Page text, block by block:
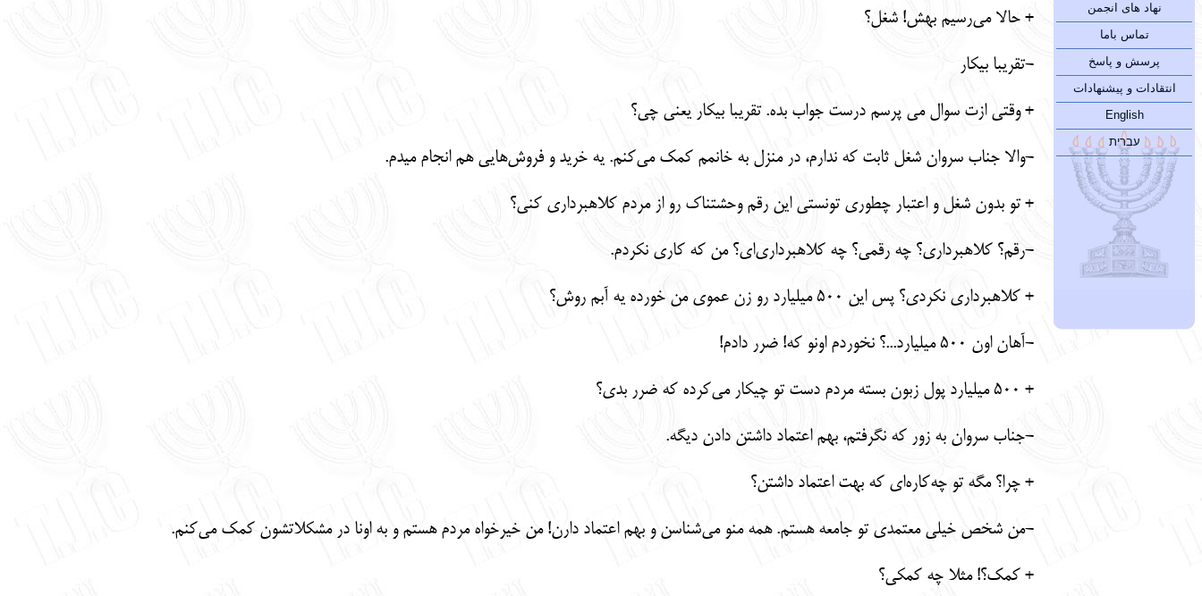
نهاد های انجمن
تماس باما
پرسش و پاسخ
انتقادات و پیشنهادات
English
עברית
+ حالا می‌رسیم بهش! شغل؟
-تقریبا بیکار
+ وقتی ازت سوال می پرسم درست جواب بده. تقریبا بیکار یعنی چی؟
-والا جناب سروان شغل ثابت که ندارم، در منزل به خانمم کمک می‌کنم. یه خرید و فروش‌هایی هم انجام میدم.
+ تو بدون شغل و اعتبار چطوری تونستی این رقم وحشتناک رو از مردم کلاهبرداری کنی؟
-رقم؟ کلاهبرداری؟ چه رقمی؟ چه کلاهبرداری‌ای؟ من که کاری نکردم.
+ کلاهبرداری نکردی؟ پس این 500 میلیارد رو زن عموی من خورده یه آبم روش؟
-آهان اون 500 میلیارد...؟ نخوردم اونو که! ضرر دادم!
+ 500 میلیارد پول زبون بسته مردم دست تو چیکار می‌کرده که ضرر بدی؟
-جناب سروان به زور که نگرفتم، بهم اعتماد داشتن دادن دیگه.
+ چرا؟ مگه تو چه‌کاره‌ای که بهت اعتماد داشتن؟
-من شخص خیلی معتمدی تو جامعه هستم. همه منو می‌شناسن و بهم اعتماد دارن! من خیرخواه مردم هستم و به اونا در مشکلاتشون کمک می‌کنم.
+ کمک؟! مثلا چه کمکی؟